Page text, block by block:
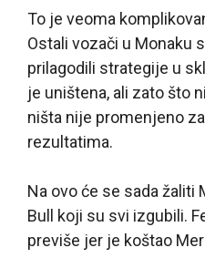
To je veoma
Ostali vozači u Monaku
prilagodili strategije u
je uništena, ali zato što
ništa nije promenjeno
rezultatima.
Na ovo će se sada žaliti
Bull koji su svi izgubili.
previše jer je koštao